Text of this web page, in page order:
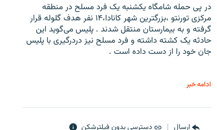
در پی حمله شامگاه یکشنبه یک فرد مسلح در منطقه
مرکزی تورنتو ،‌بزرگترین شهر کانادا،۱۴ نفر هدف گلوله قرار
گرفته و به بیمارستان منتقل شدند . پلیس می‌گوید این
حادثه یک کشته داشته و فرد مسلح نیز دردرگیری با پلیس
جان خود را از دست داده است .
ادامه خبر
ارسال دسترسی بدون فیلترشکن